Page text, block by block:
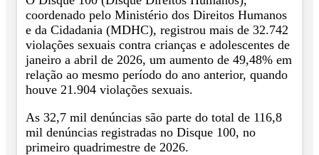
coordenado pelo Ministério dos Direitos Humanos
e da Cidadania (MDHC), registrou mais de 32.742
violações sexuais contra crianças e adolescentes de
janeiro a abril de 2026, um aumento de 49,48% em
relação ao mesmo período do ano anterior, quando
houve 21.904 violações sexuais.
As 32,7 mil denúncias são parte do total de 116,8
mil denúncias registradas no Disque 100, no
primeiro quadrimestre de 2026.